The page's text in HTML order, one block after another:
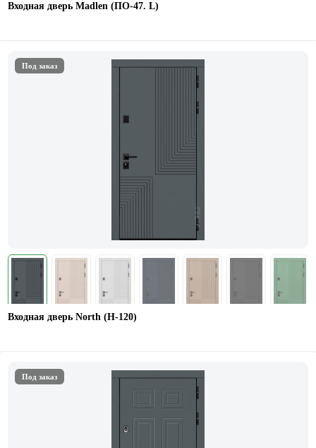
Входная дверь Madlen (ПО-47. L)
Под заказ
Входная дверь North (Н-120)
Под заказ